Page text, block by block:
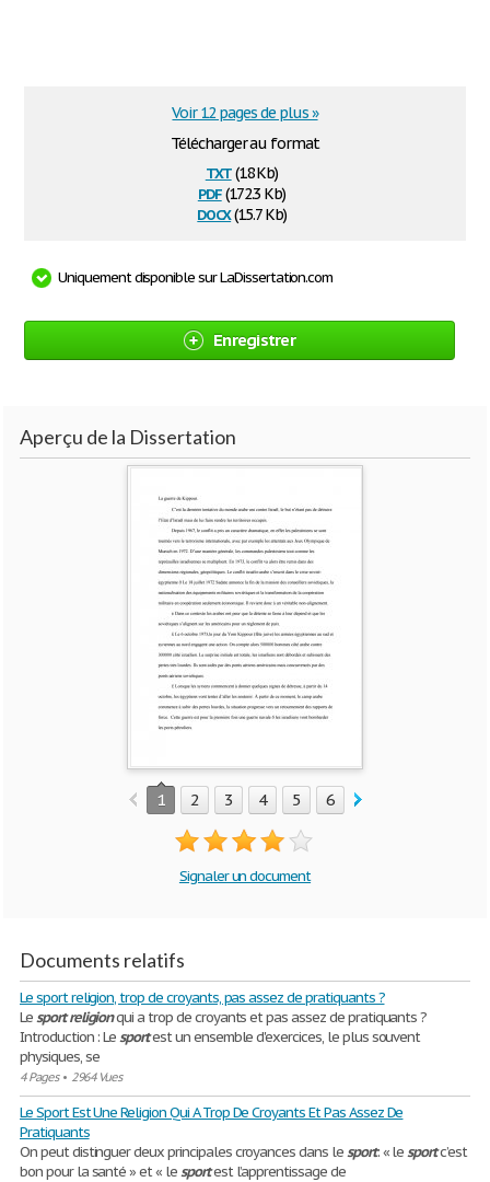
Télécharger au format
txt(18 Kb)
pdf(172.3 Kb)
docx(15.7 Kb)
Voir 12 pages de plus »
Uniquement disponible sur LaDissertation.com
Enregistrer
Aperçu de la Dissertation
1 2 3 4 5 6 7
Signaler un document
Documents relatifs
Le sport religion, trop de croyants, pas assez de pratiquants ?
Lesportreligionqui a trop de croyants et pas assez de pratiquants ?
Introduction : Lesportest un ensemble d'exercices, le plus souvent
physiques, se
4 Pages• 2964 Vues
Le Sport Est Une Religion Qui A Trop De Croyants Et Pas Assez De
Pratiquants
On peut distinguer deux principales croyances dans lesport: « lesportc’est
bon pour la santé » et « lesportest l’apprentissage de